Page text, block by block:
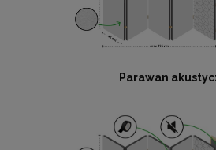
Parawan